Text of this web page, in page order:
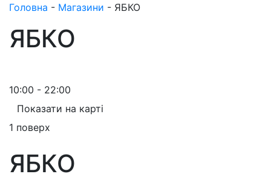
Головна - Магазини - ЯБКО
ЯБКО
10:00 - 22:00
Показати на карті
1 поверх
ЯБКО